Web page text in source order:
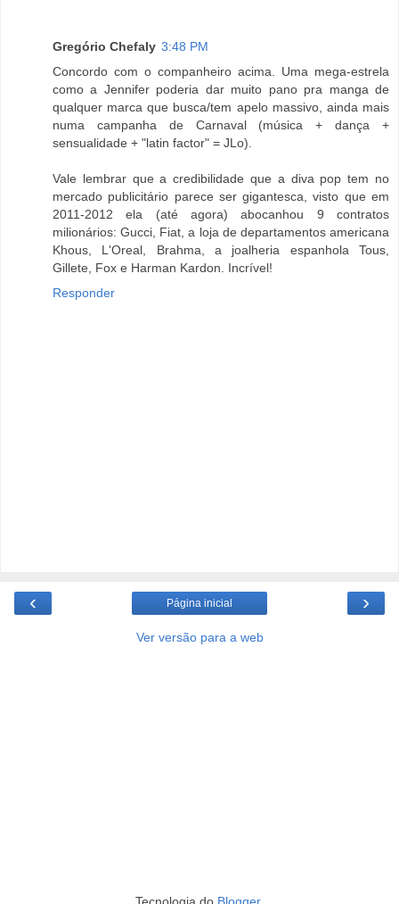
Gregório Chefaly 3:48 PM
Concordo com o companheiro acima. Uma mega-estrela
como a Jennifer poderia dar muito pano pra manga de
qualquer marca que busca/tem apelo massivo, ainda mais
numa campanha de Carnaval (música + dança +
sensualidade + "latin factor" = JLo).
Vale lembrar que a credibilidade que a diva pop tem no
mercado publicitário parece ser gigantesca, visto que em
2011-2012 ela (até agora) abocanhou 9 contratos
milionários: Gucci, Fiat, a loja de departamentos americana
Khous, L'Oreal, Brahma, a joalheria espanhola Tous,
Gillete, Fox e Harman Kardon. Incrível!
Responder
‹ ›
Página inicial
Ver versão para a web
Tecnologia do Blogger.